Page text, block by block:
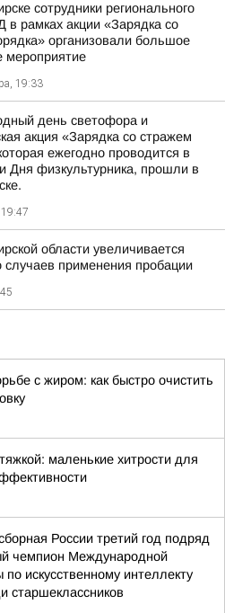
сотрудники регионального
в рамках акции «Зарядка со
организовали большое
мероприятие
19:33
день светофора и
акция «Зарядка со стражем
ежегодно проводится в
Дня физкультурника, прошли в
области увеличивается
случаев применения пробации
с жиром: как быстро очистить
маленькие хитрости для
России третий год подряд
чемпион Международной
искусственному интеллекту
старшеклассников